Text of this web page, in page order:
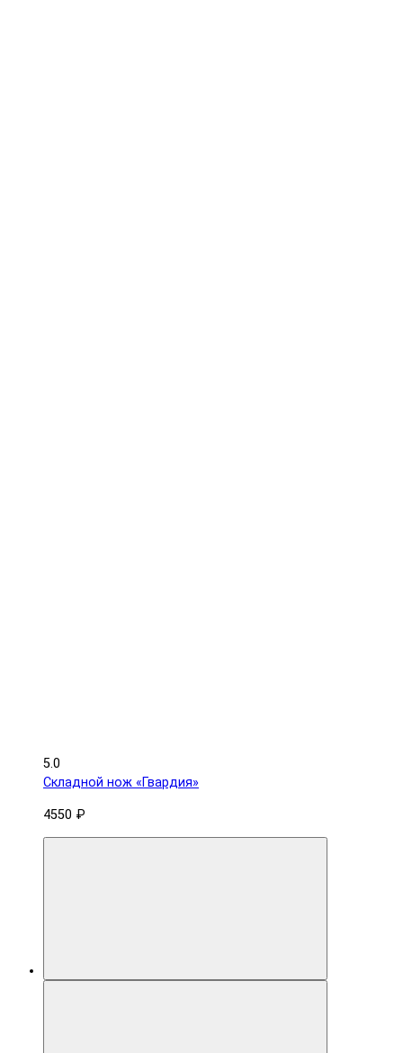
5.0
Складной нож «Гвардия»
4550 ₽